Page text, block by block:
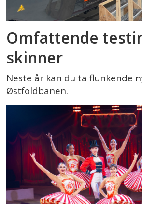
Omfattende
skinner
Neste år kan du ta flunkende
Østfoldbanen.